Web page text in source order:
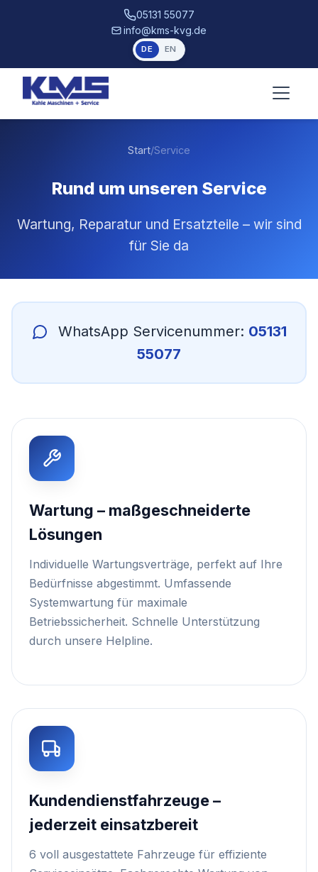
05131 55077
info@kms-kvg.de
DE EN
Start/Service
Rund um unseren Service
Wartung, Reparatur und Ersatzteile – wir sind
für Sie da
WhatsApp Servicenummer: 05131
55077
Wartung – maßgeschneiderte
Lösungen
Individuelle Wartungsverträge, perfekt auf Ihre
Bedürfnisse abgestimmt. Umfassende
Systemwartung für maximale
Betriebssicherheit. Schnelle Unterstützung
durch unsere Helpline.
Kundendienstfahrzeuge –
jederzeit einsatzbereit
6 voll ausgestattete Fahrzeuge für effiziente